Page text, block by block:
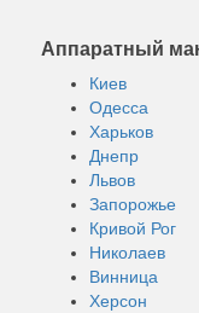
Аппаратный
Киев
Одесса
Харьков
Днепр
Львов
Запорожье
Кривой Рог
Николаев
Винница
Херсон